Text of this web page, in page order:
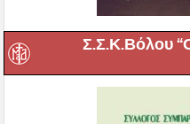
Σ.Σ.Κ.Βόλου